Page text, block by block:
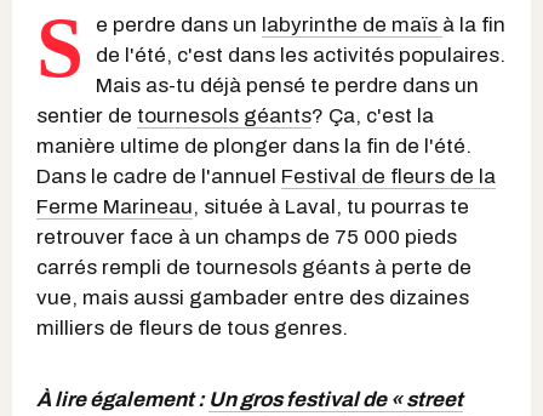
S e perdre dans un labyrinthe de maïs à la fin
de l'été, c'est dans les activités populaires.
Mais as-tu déjà pensé te perdre dans un
sentier de tournesols géants? Ça, c'est la
manière ultime de plonger dans la fin de l'été.
Dans le cadre de l'annuel Festival de fleurs de la
Ferme Marineau, située à Laval, tu pourras te
retrouver face à un champs de 75 000 pieds
carrés rempli de tournesols géants à perte de
vue, mais aussi gambader entre des dizaines
milliers de fleurs de tous genres.
À lire également : Un gros festival de « street